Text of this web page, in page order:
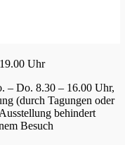
Uhr
– Do. 8.30 – 16.00 Uhr,
(durch Tagungen oder
behindert
Besuch